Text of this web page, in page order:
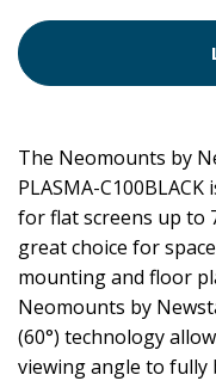
The Neomounts by
PLASMA-
for flat screens up to
great choice for
mounting and floor
Neomounts by
(60°) technology
viewing angle to